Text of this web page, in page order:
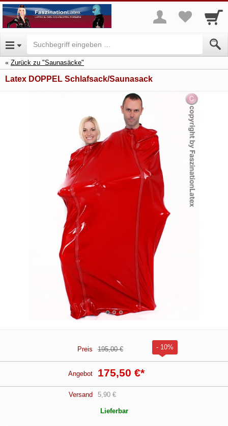
Zurück zu "Saunasäcke"
Latex DOPPEL Schlafsack/Saunasack
Preis 195,00 € - 10%
Angebot 175,50 €*
Versand 5,90 €
Lieferbar